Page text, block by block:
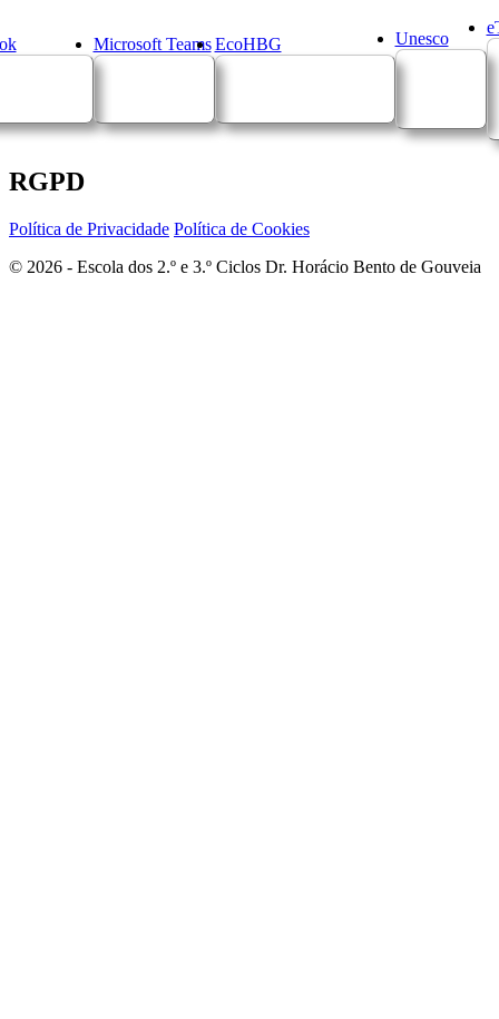
Microsoft Teams EcoHBG Unesco
RGPD
Política de Privacidade Política de Cookies
© 2026 - Escola dos 2.º e 3.º Ciclos Dr. Horácio Bento de Gouveia